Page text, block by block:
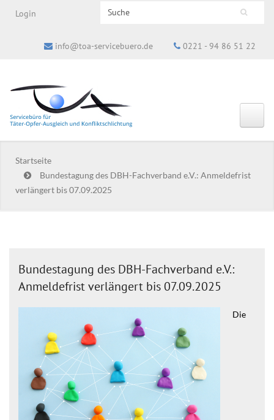
Login Suchformular
Search this site
info@toa-servicebuero.de 0221 - 94 86 51 22
Startseite
Bundestagung des DBH-Fachverband e.V.: Anmeldefrist
verlängert bis 07.09.2025
Bundestagung des DBH-Fachverband e.V.:
Anmeldefrist verlängert bis 07.09.2025
Die